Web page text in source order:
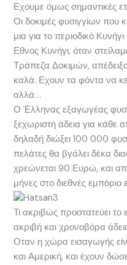
Εχουμε όμως σημαντικές
Οι δοκιμές φυσιγγίων
μια για το περιοδικό
Εθνος Κυνήγι, όταν
Τράπεζα Δοκιμών,
καλά. Εχουν τα φόντα να
αλλά….
Ο Έλληνας εξαγωγέας
ξεχωριστή άδεια για κάθε
δηλαδή διώξει 100 000
πελάτες θα βγάλει δέκα
χρεώνεται 90 Ευρώ, και
μήνες στο διεθνές εμπόριο
Τι ακριβώς προστατεύει
ακριβή και χρονοβόρα
Οταν η χώρα εισαγωγής
και Αμερική, και έχουν